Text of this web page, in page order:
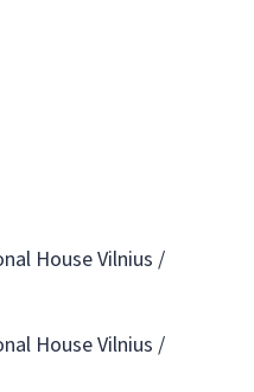
House Vilnius /
House Vilnius /